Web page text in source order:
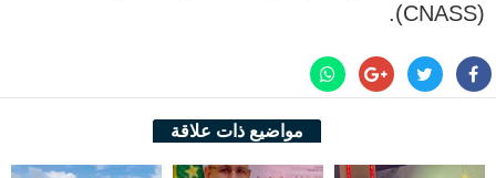
(CNASS).
مواضيع ذات علاقة